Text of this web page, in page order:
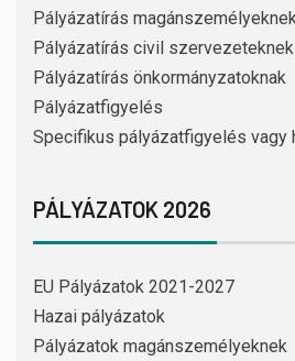
Pályázatírás
Pályázatírás civil szervezeteknek
Pályázatírás önkormányzatoknak
Pályázatfigyelés
Specifikus pályázatfigyelés vagy
PÁLYÁZATOK 2026
EU Pályázatok 2021-2027
Hazai pályázatok
Pályázatok magánszemélyeknek